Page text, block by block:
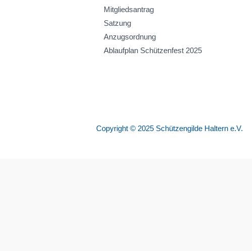
Mitgliedsantrag
Satzung
Anzugsordnung
Ablaufplan Schützenfest 2025
Copyright © 2025 Schützengilde Haltern e.V.